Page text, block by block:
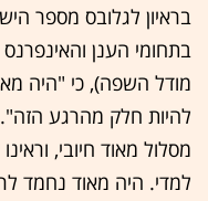
בראיון לגלובס מספר
בתחומי הענן
מודל השפה), כי "היה
להיות חלק מהרגע
מסלול מאוד חיובי,
למדי. היה מאוד נחמד